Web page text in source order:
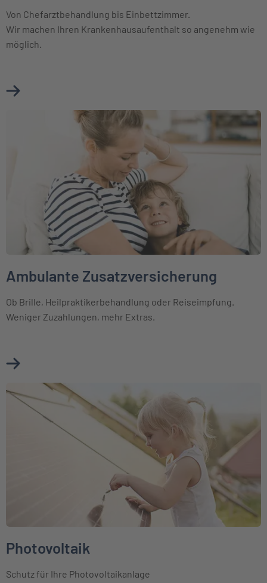
Von Chefarztbehandlung bis Einbettzimmer.
Wir machen Ihren Krankenhausaufenthalt so angenehm wie
möglich.
Mehr über Krankenhauszusatzversicherung erfahren
Weiter zu Ambulante Zusatzversicherung
Ambulante Zusatzversicherung
Ob Brille, Heilpraktikerbehandlung oder Reiseimpfung.
Weniger Zuzahlungen, mehr Extras.
Mehr über Ambulante Zusatzversicherung erfahren
Weiter zu Photovoltaik
Photovoltaik
Schutz für Ihre Photovoltaikanlage